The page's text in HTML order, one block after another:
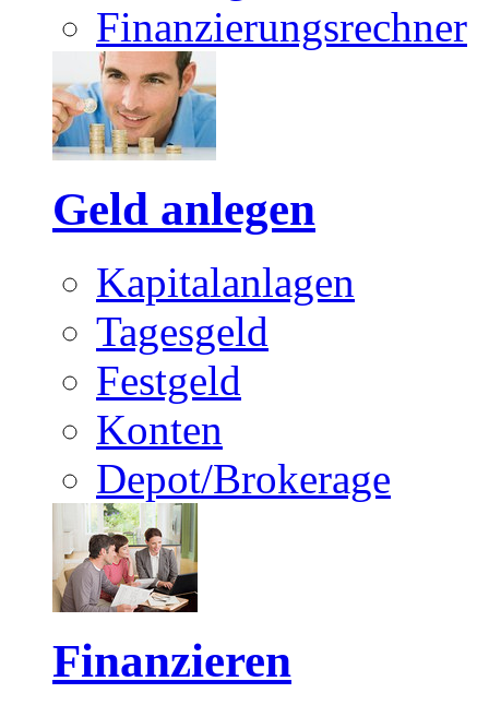
Finanzierungsrechner
Geld anlegen
Kapitalanlagen
Tagesgeld
Festgeld
Konten
Depot/Brokerage
Finanzieren